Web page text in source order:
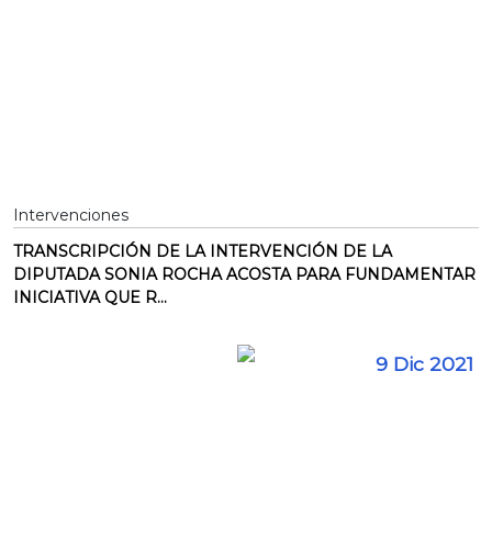
Intervenciones
TRANSCRIPCIÓN DE LA INTERVENCIÓN DE LA
DIPUTADA SONIA ROCHA ACOSTA PARA FUNDAMENTAR
INICIATIVA QUE R...
9 Dic 2021